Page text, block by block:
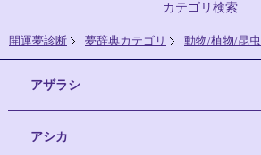
カテゴリ検索
開運夢診断 夢辞典カテゴリ 動物/植物/昆虫
アザラシ
アシカ